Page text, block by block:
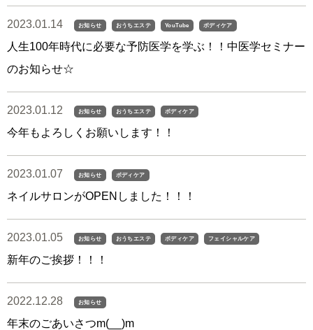
2023.01.14 お知らせ おうちエステ YouTube ボディケア
人生100年時代に必要な予防医学を学ぶ！！中医学セミナー
のお知らせ☆
2023.01.12 お知らせ おうちエステ ボディケア
今年もよろしくお願いします！！
2023.01.07 お知らせ ボディケア
ネイルサロンがOPENしました！！！
2023.01.05 お知らせ おうちエステ ボディケア フェイシャルケア
新年のご挨拶！！！
2022.12.28 お知らせ
年末のごあいさつm(__)m